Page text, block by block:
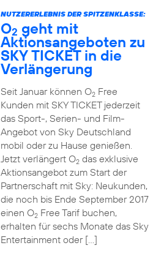
NUTZERERLEBNIS DER SPITZENKLASSE:
O2 geht mit
Aktionsangeboten zu
SKY TICKET in die
Verlängerung
Seit Januar können O2Free
Kunden mit SKY TICKET jederzeit
das Sport-, Serien- und Film-
Angebot von Sky Deutschland
mobil oder zu Hause genießen.
Jetzt verlängert O2das exklusive
Aktionsangebot zum Start der
Partnerschaft mit Sky: Neukunden,
die noch bis Ende September 2017
einen O2Free Tarif buchen,
erhalten für sechs Monate das Sky
Entertainment oder […]